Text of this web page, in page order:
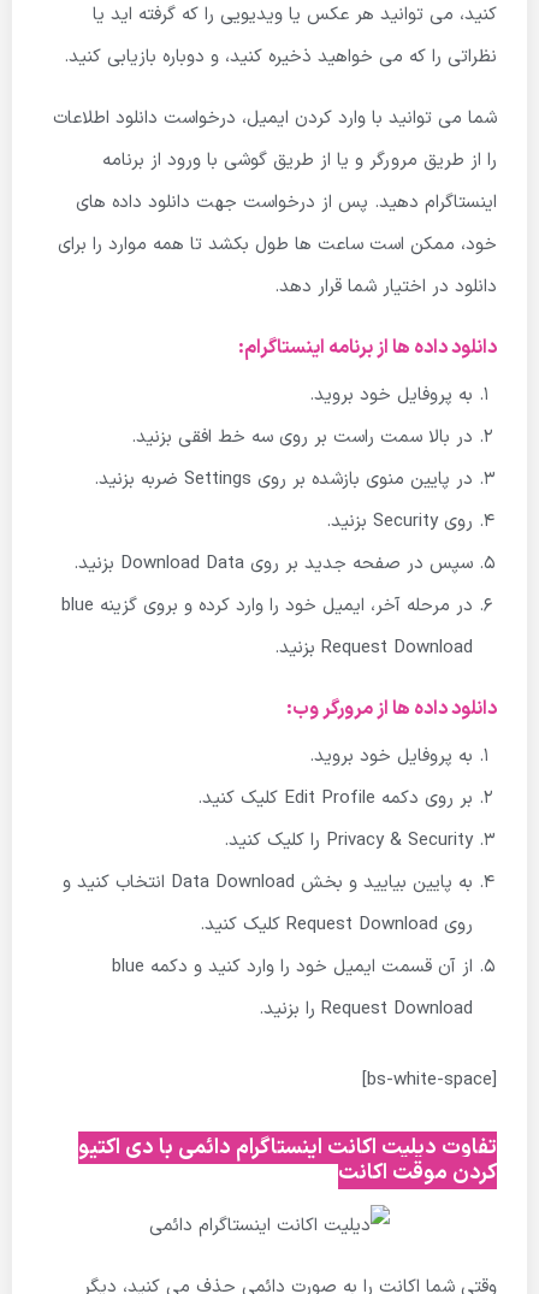
کنید، می توانید هر عکس یا ویدیویی را که گرفته اید یا
نظراتی را که می خواهید ذخیره کنید، و دوباره بازیابی کنید.
شما می توانید با وارد کردن ایمیل، درخواست دانلود اطلاعات
را از طریق مرورگر و یا از طریق گوشی با ورود از برنامه
اینستاگرام دهید. پس از درخواست جهت دانلود داده های
خود، ممکن است ساعت ها طول بکشد تا همه موارد را برای
دانلود در اختیار شما قرار دهد.
دانلود داده ها از برنامه اینستاگرام:
به پروفایل خود بروید.
در بالا سمت راست بر روی سه خط افقی بزنید.
در پایین منوی بازشده بر روی Settings ضربه بزنید.
روی Security بزنید.
سپس در صفحه جدید بر روی Download Data بزنید.
در مرحله آخر، ایمیل خود را وارد کرده و بروی گزینه blue
Request Download بزنید.
دانلود داده ها از مرورگر وب:
به پروفایل خود بروید.
بر روی دکمه Edit Profile کلیک کنید.
Privacy & Security را کلیک کنید.
به پایین بیایید و بخش Data Download انتخاب کنید و
روی Request Download کلیک کنید.
از آن قسمت ایمیل خود را وارد کنید و دکمه blue
Request Download را بزنید.
[bs-white-space]
تفاوت دیلیت اکانت اینستاگرام دائمی با دی اکتیو
کردن موقت اکانت
وقتی شما اکانت را به صورت دائمی حذف می کنید، دیگر